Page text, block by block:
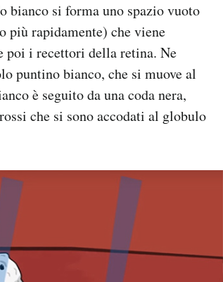
bianco si forma uno spazio vuoto
più rapidamente) che viene
poi i recettori della retina. Ne
puntino bianco, che si muove al
è seguito da una coda nera,
che si sono accodati al globulo